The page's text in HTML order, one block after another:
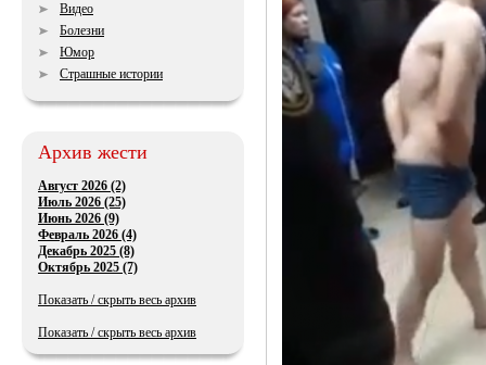
Видео
Болезни
Юмор
Страшные истории
Архив жести
Август 2026 (2)
Июль 2026 (25)
Июнь 2026 (9)
Февраль 2026 (4)
Декабрь 2025 (8)
Октябрь 2025 (7)
Показать / скрыть весь архив
Показать / скрыть весь архив